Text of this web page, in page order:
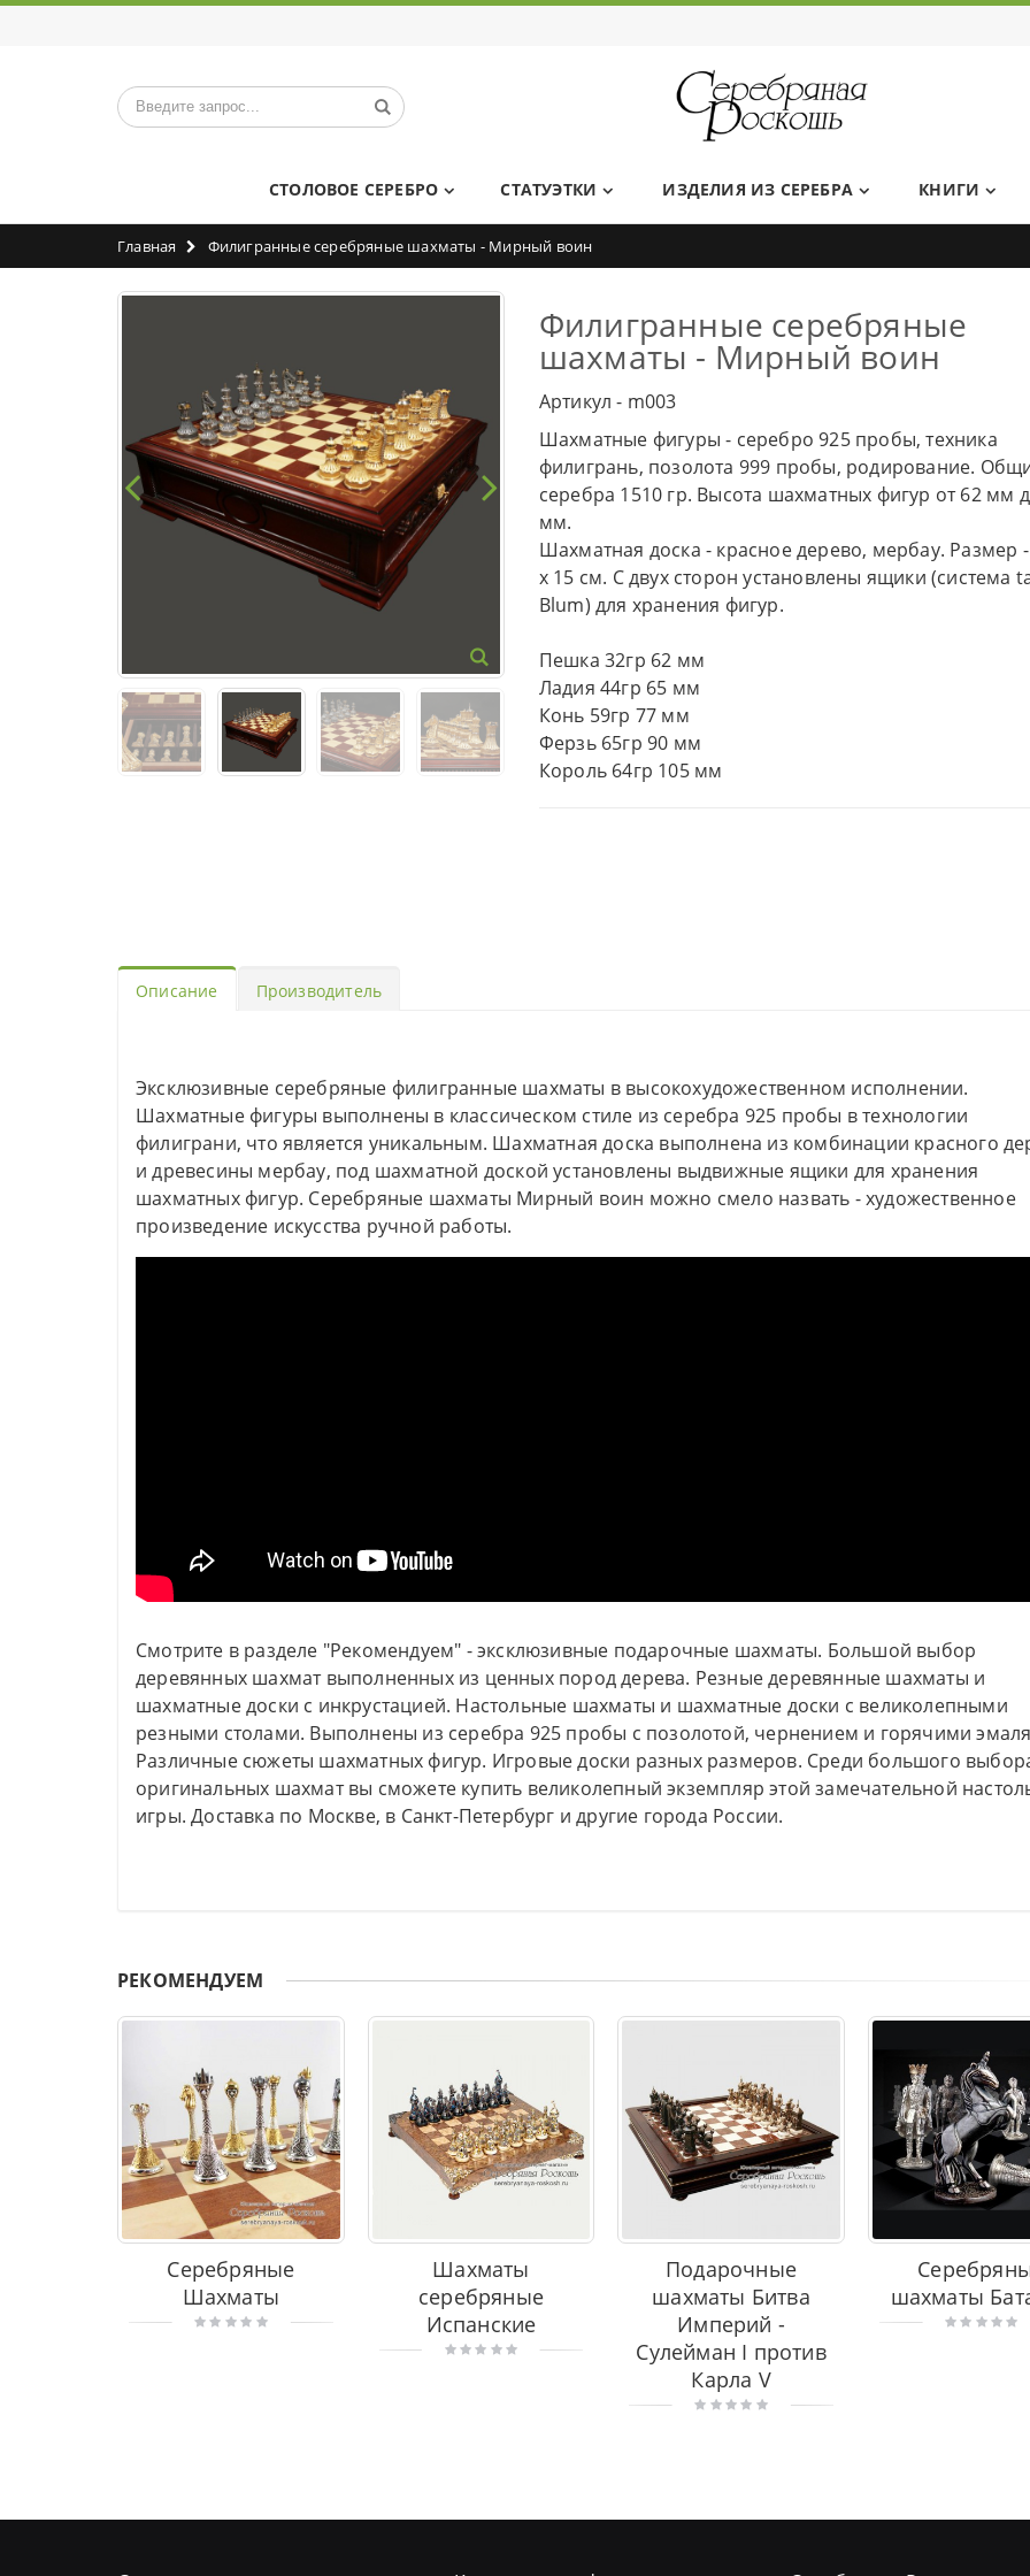
СТОЛОВОЕ СЕРЕБРО СТАТУЭТКИ ИЗДЕЛИЯ ИЗ СЕРЕБРА КНИГИ
Главная Филигранные серебряные шахматы - Мирный воин
Филигранные серебряные
шахматы - Мирный воин
Артикул - m003
Шахматные фигуры - серебро 925 пробы, техника
филигрань, позолота 999 пробы, родирование.
серебра 1510 гр. Высота шахматных фигур от 62 мм
мм.
Шахматная доска - красное дерево, мербау. Размер
x 15 см. С двух сторон установлены ящики (система
Blum) для хранения фигур.
Пешка 32гр 62 мм
Ладия 44гр 65 мм
Конь 59гр 77 мм
Ферзь 65гр 90 мм
Король 64гр 105 мм
Описание Производитель
Эксклюзивные серебряные филигранные шахматы в высокохудожественном исполнении.
Шахматные фигуры выполнены в классическом стиле из серебра 925 пробы в технологии
филиграни, что является уникальным. Шахматная доска выполнена из комбинации красного
и древесины мербау, под шахматной доской установлены выдвижные ящики для хранения
шахматных фигур. Серебряные шахматы Мирный воин можно смело назвать - художественное
произведение искусства ручной работы.
Смотрите в разделе "Рекомендуем" - эксклюзивные подарочные шахматы. Большой выбор
деревянных шахмат выполненных из ценных пород дерева. Резные деревянные шахматы и
шахматные доски с инкрустацией. Настольные шахматы и шахматные доски с великолепными
резными столами. Выполнены из серебра 925 пробы с позолотой, чернением и горячими
Различные сюжеты шахматных фигур. Игровые доски разных размеров. Среди большого
оригинальных шахмат вы сможете купить великолепный экземпляр этой замечательной
игры. Доставка по Москве, в Санкт-Петербург и другие города России.
РЕКОМЕНДУЕМ
Серебряные
Шахматы
Шахматы
серебряные
Испанские
Подарочные
шахматы Битва
Империй -
Сулейман I против
Карла V
шахматы